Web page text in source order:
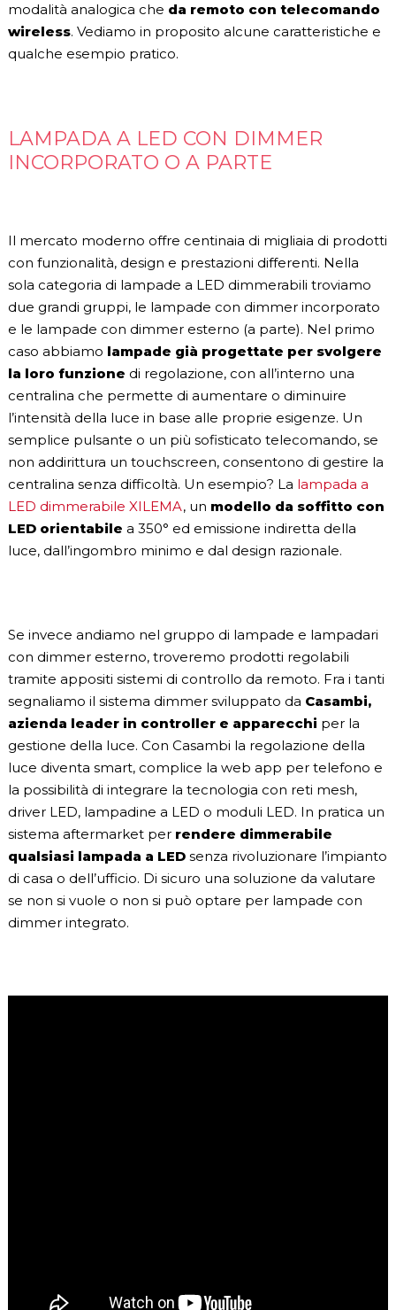
modalità analogica che da remoto con telecomando
wireless. Vediamo in proposito alcune caratteristiche e
qualche esempio pratico.
LAMPADA A LED CON DIMMER
INCORPORATO O A PARTE
Il mercato moderno offre centinaia di migliaia di prodotti
con funzionalità, design e prestazioni differenti. Nella
sola categoria di lampade a LED dimmerabili troviamo
due grandi gruppi, le lampade con dimmer incorporato
e le lampade con dimmer esterno (a parte). Nel primo
caso abbiamo lampade già progettate per svolgere
la loro funzione di regolazione, con all’interno una
centralina che permette di aumentare o diminuire
l’intensità della luce in base alle proprie esigenze. Un
semplice pulsante o un più sofisticato telecomando, se
non addirittura un touchscreen, consentono di gestire la
centralina senza difficoltà. Un esempio? La lampada a
LED dimmerabile XILEMA, un modello da soffitto con
LED orientabile a 350° ed emissione indiretta della
luce, dall’ingombro minimo e dal design razionale.
Se invece andiamo nel gruppo di lampade e lampadari
con dimmer esterno, troveremo prodotti regolabili
tramite appositi sistemi di controllo da remoto. Fra i tanti
segnaliamo il sistema dimmer sviluppato da Casambi,
azienda leader in controller e apparecchi per la
gestione della luce. Con Casambi la regolazione della
luce diventa smart, complice la web app per telefono e
la possibilità di integrare la tecnologia con reti mesh,
driver LED, lampadine a LED o moduli LED. In pratica un
sistema aftermarket perrendere dimmerabile
qualsiasi lampada a LEDsenza rivoluzionare l’impianto
di casa o dell’ufficio. Di sicuro una soluzione da valutare
se non si vuole o non si può optare per lampade con
dimmer integrato.